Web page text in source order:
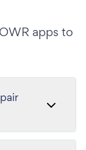
apps to